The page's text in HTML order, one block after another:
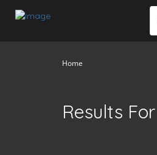
Home
Results For